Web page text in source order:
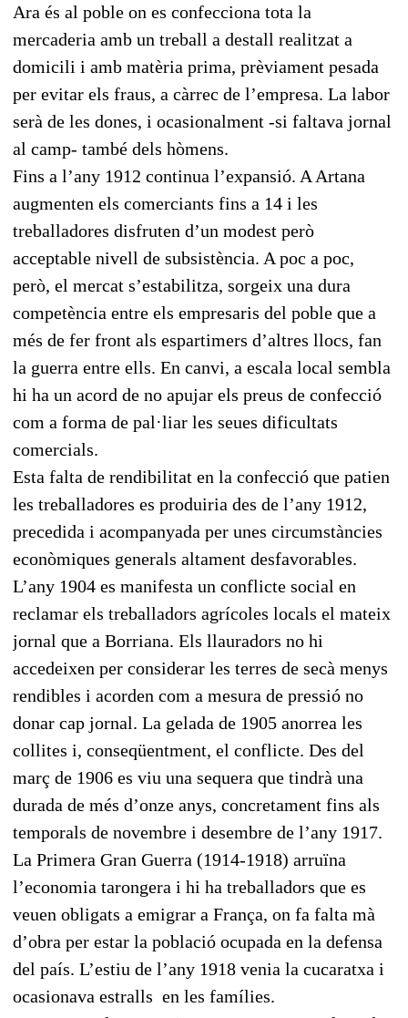
Ara és al poble on es confecciona tota la
mercaderia amb un treball a destall realitzat a
domicili i amb matèria prima, prèviament pesada
per evitar els fraus, a càrrec de l’empresa. La labor
serà de les dones, i ocasionalment -si faltava jornal
al camp- també dels hòmens.
Fins a l’any 1912 continua l’expansió. A Artana
augmenten els comerciants fins a 14 i les
treballadores disfruten d’un modest però
acceptable nivell de subsistència. A poc a poc,
però, el mercat s’estabilitza, sorgeix una dura
competència entre els empresaris del poble que a
més de fer front als espartimers d’altres llocs, fan
la guerra entre ells. En canvi, a escala local sembla
hi ha un acord de no apujar els preus de confecció
com a forma de pal·liar les seues dificultats
comercials.
Esta falta de rendibilitat en la confecció que patien
les treballadores es produiria des de l’any 1912,
precedida i acompanyada per unes circumstàncies
econòmiques generals altament desfavorables.
L’any 1904 es manifesta un conflicte social en
reclamar els treballadors agrícoles locals el mateix
jornal que a Borriana. Els llauradors no hi
accedeixen per considerar les terres de secà menys
rendibles i acorden com a mesura de pressió no
donar cap jornal. La gelada de 1905 anorrea les
collites i, conseqüentment, el conflicte. Des del
març de 1906 es viu una sequera que tindrà una
durada de més d’onze anys, concretament fins als
temporals de novembre i desembre de l’any 1917.
La Primera Gran Guerra (1914-1918) arruïna
l’economia tarongera i hi ha treballadors que es
veuen obligats a emigrar a França, on fa falta mà
d’obra per estar la població ocupada en la defensa
del país. L’estiu de l’any 1918 venia la cucaratxa i
ocasionava estralls en les famílies.